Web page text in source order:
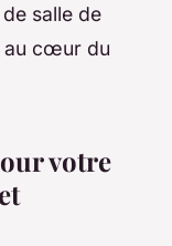
salle de
au cœur du
votre